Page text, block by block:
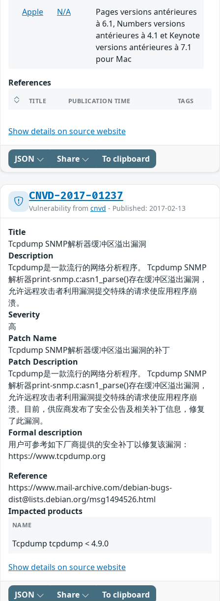
Apple N/A
Pages versions antérieures
à 6.1, Numbers versions
antérieures à 4.1 et Keynote
versions antérieures à 7.1
pour Mac
References
TITLE PUBLICATION TIME TAGS
Show details on source website
JSON Share To clipboard
CNVD-2017-01237
Vulnerability from cnvd - Published: 2017-02-13
Title
Tcpdump SNMP解析器缓冲区溢出漏洞
Description
Tcpdump是一款流行的网络分析程序。 Tcpdump SNMP
解析器print-snmp.c:asn1_parse()存在缓冲区溢出漏洞，
允许远程攻击者利用漏洞提交特殊的请求使应用程序崩
溃。
Severity
高
Patch Name
Tcpdump SNMP解析器缓冲区溢出漏洞的补丁
Patch Description
Tcpdump是一款流行的网络分析程序。 Tcpdump SNMP
解析器print-snmp.c:asn1_parse()存在缓冲区溢出漏洞，
允许远程攻击者利用漏洞提交特殊的请求使应用程序崩
溃。目前，供应商发布了安全公告及相关补丁信息，修复
了此漏洞。
Formal description
用户可参考如下厂商提供的安全补丁以修复该漏洞：
https://www.tcpdump.org
Reference
https://www.mail-archive.com/debian-bugs-
dist@lists.debian.org/msg1494526.html
Impacted products
NAME
Tcpdump tcpdump < 4.9.0
Show details on source website
JSON Share To clipboard